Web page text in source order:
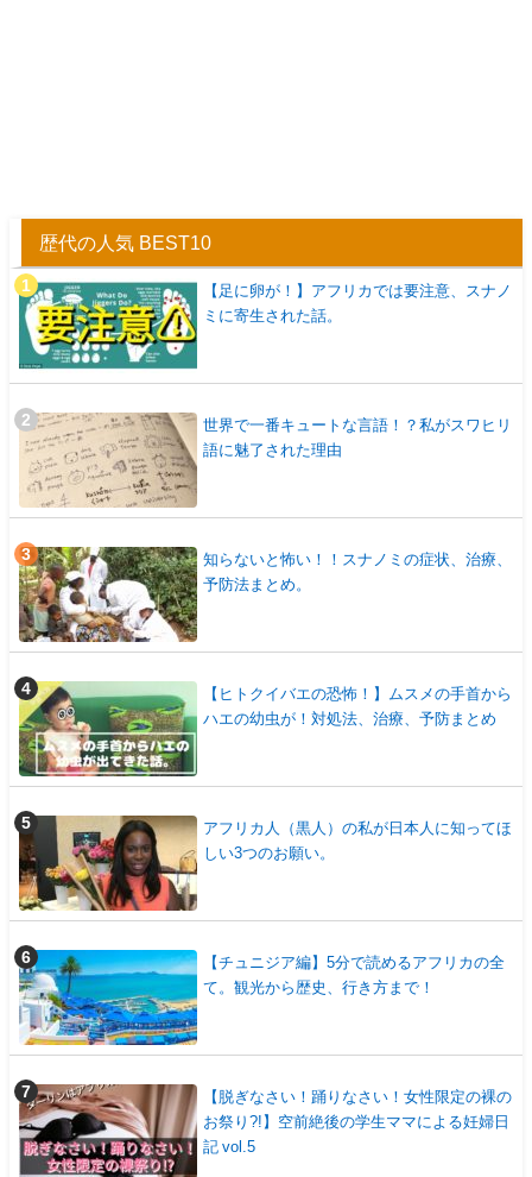
歴代の人気 BEST10
【足に卵が！】アフリカでは要注意、スナノ
ミに寄生された話。
世界で一番キュートな言語！？私がスワヒリ
語に魅了された理由
知らないと怖い！！スナノミの症状、治療、
予防法まとめ。
【ヒトクイバエの恐怖！】ムスメの手首から
ハエの幼虫が！対処法、治療、予防まとめ
アフリカ人（黒人）の私が日本人に知ってほ
しい3つのお願い。
【チュニジア編】5分で読めるアフリカの全
て。観光から歴史、行き方まで！
【脱ぎなさい！踊りなさい！女性限定の裸の
お祭り?!】空前絶後の学生ママによる妊婦日
記 vol.5